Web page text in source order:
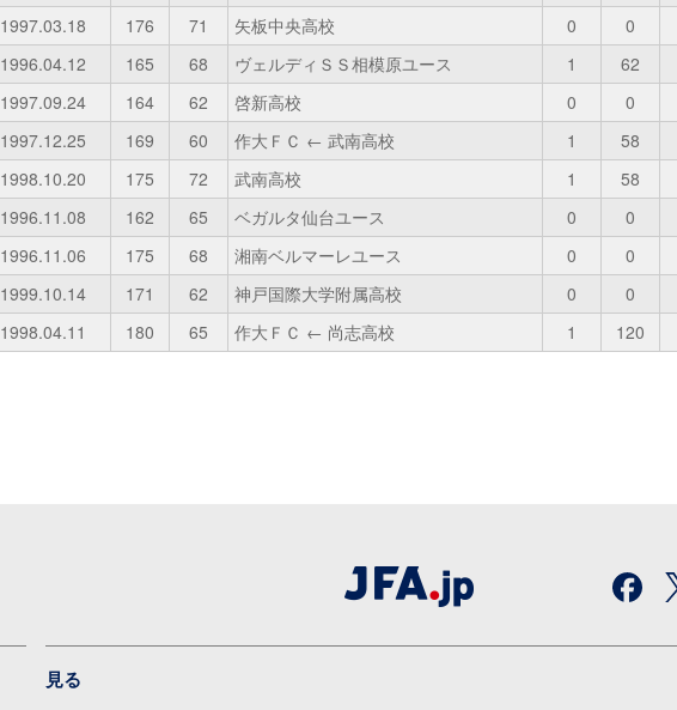
1997.03.18 176 71 矢板中央高校 0 0
1996.04.12 165 68 ヴェルディＳＳ相模原ユース 1 62
1997.09.24 164 62 啓新高校 0 0
1997.12.25 169 60 作大ＦＣ ← 武南高校 1 58
1998.10.20 175 72 武南高校 1 58
1996.11.08 162 65 ベガルタ仙台ユース 0 0
1996.11.06 175 68 湘南ベルマーレユース 0 0
1999.10.14 171 62 神戸国際大学附属高校 0 0
1998.04.11 180 65 作大ＦＣ ← 尚志高校 1 120
見る